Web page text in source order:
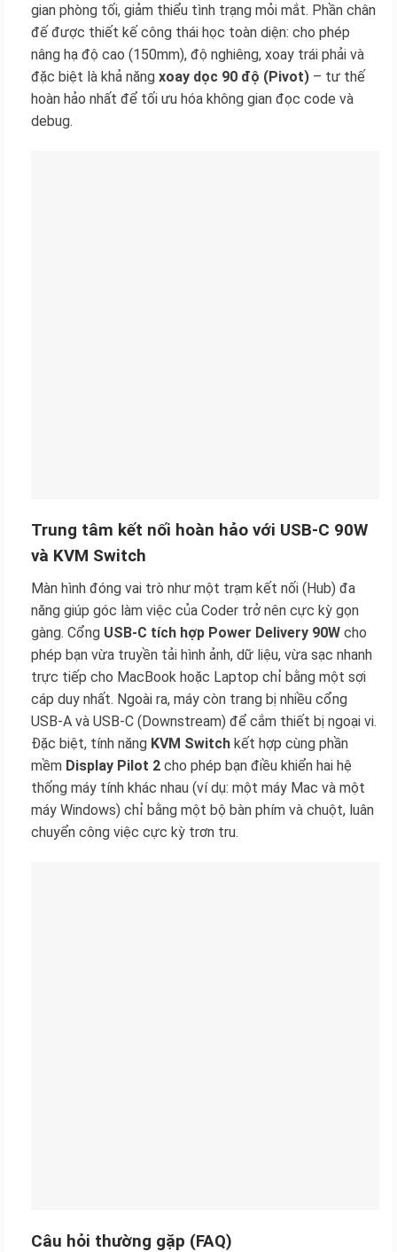
gian phòng tối, giảm thiểu tình trạng mỏi mắt. Phần chân
đế được thiết kế công thái học toàn diện: cho phép
nâng hạ độ cao (150mm), độ nghiêng, xoay trái phải và
đặc biệt là khả năng xoay dọc 90 độ (Pivot) – tư thế
hoàn hảo nhất để tối ưu hóa không gian đọc code và
debug.
Trung tâm kết nối hoàn hảo với USB-C 90W
và KVM Switch
Màn hình đóng vai trò như một trạm kết nối (Hub) đa
năng giúp góc làm việc của Coder trở nên cực kỳ gọn
gàng. Cổng USB-C tích hợp Power Delivery 90W cho
phép bạn vừa truyền tải hình ảnh, dữ liệu, vừa sạc nhanh
trực tiếp cho MacBook hoặc Laptop chỉ bằng một sợi
cáp duy nhất. Ngoài ra, máy còn trang bị nhiều cổng
USB-A và USB-C (Downstream) để cắm thiết bị ngoại vi.
Đặc biệt, tính năng KVM Switch kết hợp cùng phần
mềm Display Pilot 2 cho phép bạn điều khiển hai hệ
thống máy tính khác nhau (ví dụ: một máy Mac và một
máy Windows) chỉ bằng một bộ bàn phím và chuột, luân
chuyển công việc cực kỳ trơn tru.
Câu hỏi thường gặp (FAQ)